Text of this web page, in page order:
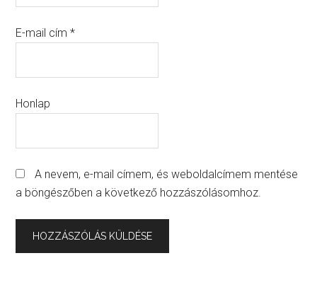
E-mail cím*
Honlap
A nevem, e-mail címem, és weboldalcímem mentése
a böngészőben a következő hozzászólásomhoz.